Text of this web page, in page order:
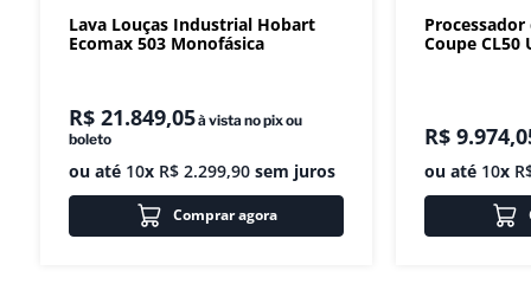
Lava Louças Industrial Hobart
Ecomax 503 Monofásica
R$ 21.849,05à vista no pix ou
boleto
ou até 10x R$ 2.299,90 sem juros
Comprar agora
Coupe CL50
R$ 9.974,
ou até 10x